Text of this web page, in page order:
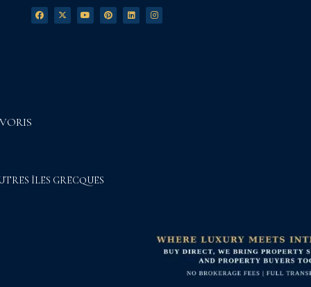
ÎLES GRECQUES